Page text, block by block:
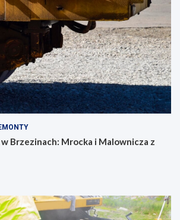
Brzezinach: Mrocka i Malownicza z